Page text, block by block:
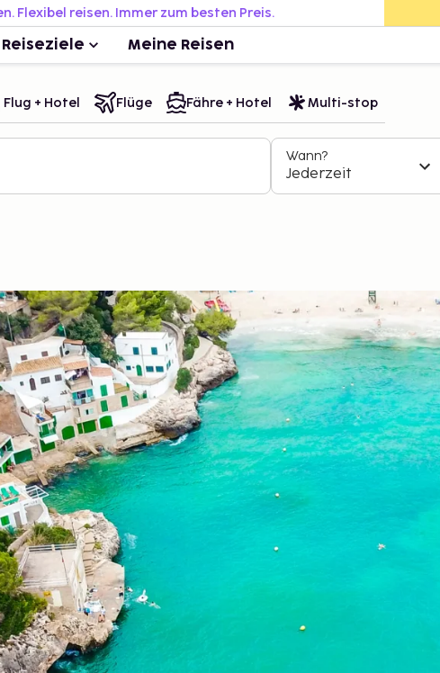
Flexibel reisen. Immer zum besten Preis.
Reiseziele Meine Reisen
Flug + Hotel Flüge Fähre + Hotel Multi-stop
Wann?
Jederzeit